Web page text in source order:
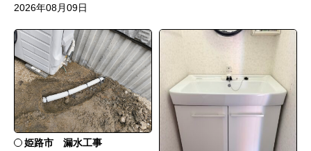
2026年08月09日
姫路市 漏水工事